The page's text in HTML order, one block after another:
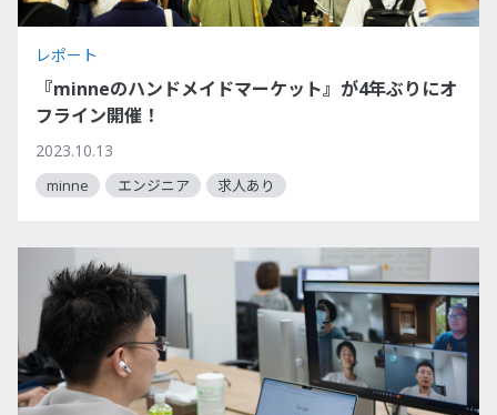
レポート
『minneのハンドメイドマーケット』が4年ぶりにオ
フライン開催！
2023.10.13
minne エンジニア 求人あり